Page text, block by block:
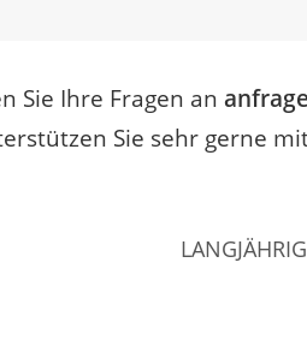
Sie Ihre Fragen an
Sie sehr gerne